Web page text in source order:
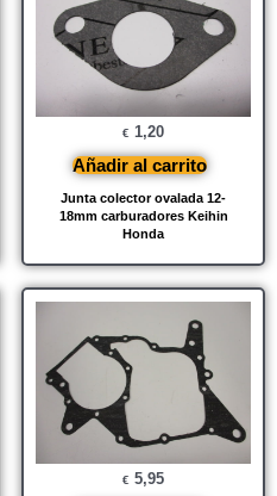
Junta colector ovalada 12-
18mm carburadores Keihin
Honda
€ 1,20
Añadir al carrito
€ 5,95